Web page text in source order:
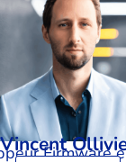
VincentFirmware